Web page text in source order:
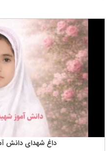
داغ شهدای دانش